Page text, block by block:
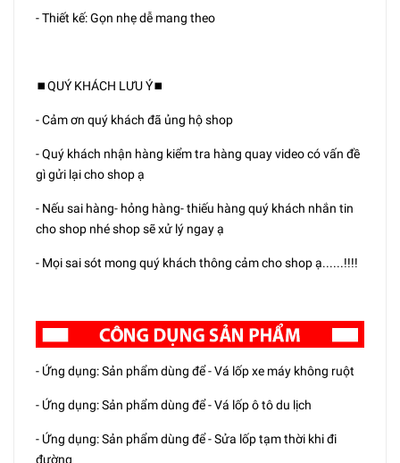
- Thiết kế: Gọn nhẹ dễ mang theo
⏹️QUÝ KHÁCH LƯU Ý⏹️
- Cảm ơn quý khách đã ủng hộ shop
- Quý khách nhận hàng kiểm tra hàng quay video có vấn đề
gì gửi lại cho shop ạ
- Nếu sai hàng- hỏng hàng- thiếu hàng quý khách nhắn tin
cho shop nhé shop sẽ xử lý ngay ạ
- Mọi sai sót mong quý khách thông cảm cho shop ạ......!!!!
- Ứng dụng: Sản phẩm dùng để - Vá lốp xe máy không ruột
- Ứng dụng: Sản phẩm dùng để - Vá lốp ô tô du lịch
- Ứng dụng: Sản phẩm dùng để - Sửa lốp tạm thời khi đi
đường